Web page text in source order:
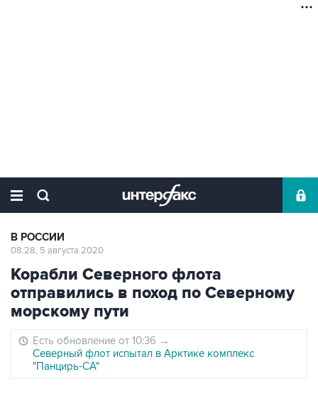
В РОССИИ
08:28, 5 августа 2020
Корабли Северного флота
отправились в поход по Северному
морскому пути
Есть обновление от 10:36 →
Северный флот испытал в Арктике комплекс
"Панцирь-СА"